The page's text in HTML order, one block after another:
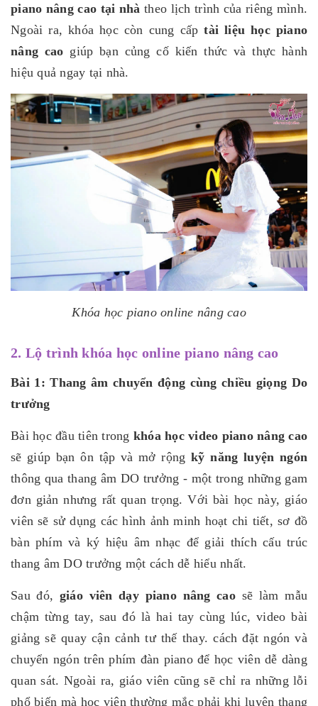
piano nâng cao tại nhà theo lịch trình của riêng mình.
Ngoài ra, khóa học còn cung cấptài liệu học piano
nâng cao giúp bạn củng cố kiến thức và thực hành
hiệu quả ngay tại nhà.
Khóa học piano online nâng cao
2. Lộ trình khóa học online piano nâng cao
Bài 1: Thang âm chuyển động cùng chiều giọng Do
trưởng
Bài học đầu tiên trong khóa học video piano nâng cao
sẽ giúp bạn ôn tập và mở rộngkỹ năng luyện ngón
thông qua thang âm DO trưởng - một trong những gam
đơn giản nhưng rất quan trọng. Với bài học này, giáo
viên sẽ sử dụng các hình ảnh minh hoạt chi tiết, sơ đồ
bàn phím và ký hiệu âm nhạc để giải thích cấu trúc
thang âm DO trưởng một cách dễ hiểu nhất.
Sau đó, giáo viên dạy piano nâng caosẽ làm mẫu
chậm từng tay, sau đó là hai tay cùng lúc, video bài
giảng sẽ quay cận cảnh tư thế thay. cách đặt ngón và
chuyển ngón trên phím đàn piano để học viên dễ dàng
quan sát. Ngoài ra, giáo viên cũng sẽ chỉ ra những lỗi
phổ biến mà học viên thường mắc phải khi luyện thang